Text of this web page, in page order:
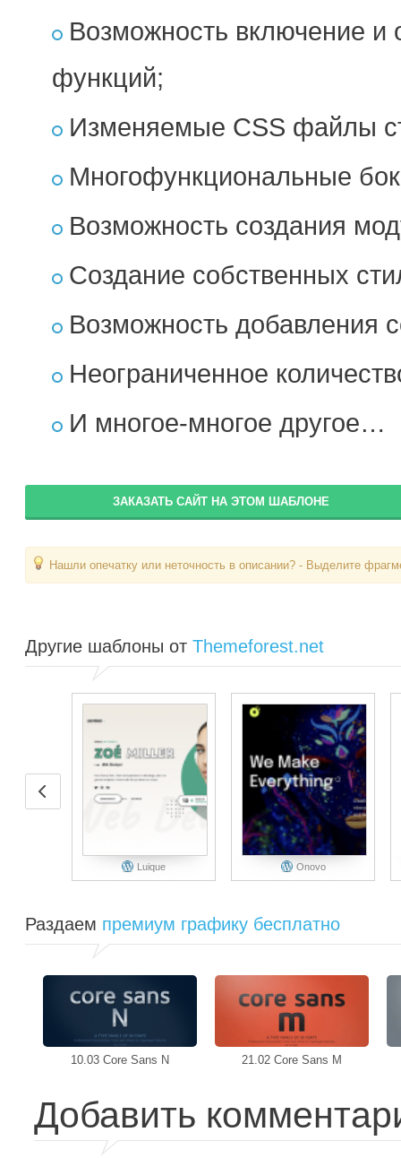
Возможность включение и
функций;
Изменяемые CSS файлы
Многофункциональные
Возможность создания
Создание собственных
Возможность добавления
Неограниченное
И многое-многое другое…
ЗАКАЗАТЬ САЙТ НА ЭТОМ ШАБЛОНЕ
Нашли опечатку или неточность в описании? - Выделите
Другие шаблоны от Themeforest.net
Luique Onovo
Раздаем премиум графику бесплатно
10.03 Core Sans N 21.02 Core Sans M
Добавить